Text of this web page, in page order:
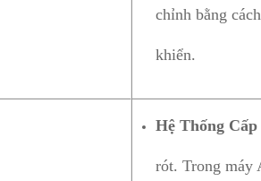
chỉnh bằng
khiển.
Hệ Thống Cấp
rót. Trong máy